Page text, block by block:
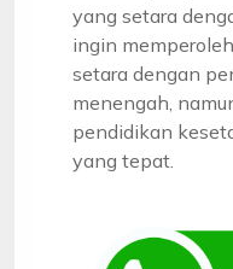
yang setara
ingin
setara dengan
menengah,
pendidikan
yang tepat.